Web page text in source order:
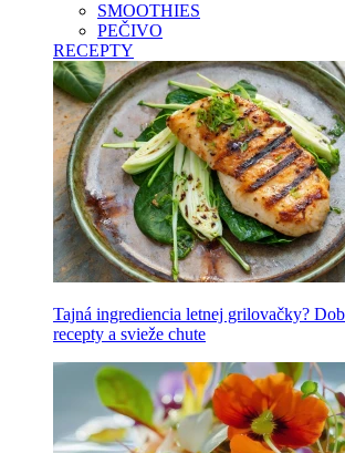
SMOOTHIES
PEČIVO
RECEPTY
Tajná ingrediencia letnej grilovačky?
recepty a svieže chute